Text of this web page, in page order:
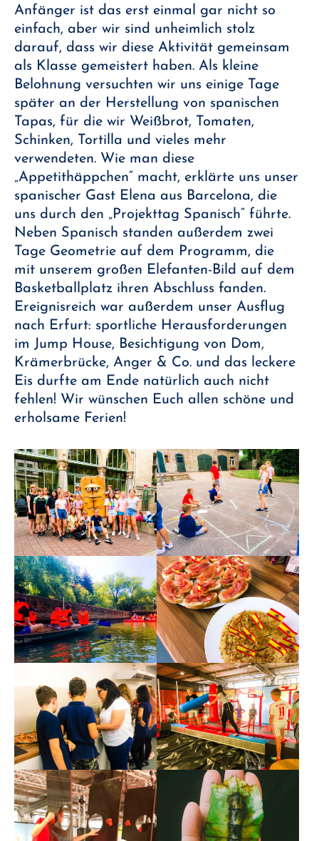
Anfänger ist das erst einmal gar nicht so
einfach, aber wir sind unheimlich stolz
darauf, dass wir diese Aktivität gemeinsam
als Klasse gemeistert haben. Als kleine
Belohnung versuchten wir uns einige Tage
später an der Herstellung von spanischen
Tapas, für die wir Weißbrot, Tomaten,
Schinken, Tortilla und vieles mehr
verwendeten. Wie man diese
„Appetithäppchen“ macht, erklärte uns unser
spanischer Gast Elena aus Barcelona, die
uns durch den „Projekttag Spanisch“ führte.
Neben Spanisch standen außerdem zwei
Tage Geometrie auf dem Programm, die
mit unserem großen Elefanten-Bild auf dem
Basketballplatz ihren Abschluss fanden.
Ereignisreich war außerdem unser Ausflug
nach Erfurt: sportliche Herausforderungen
im Jump House, Besichtigung von Dom,
Krämerbrücke, Anger & Co. und das leckere
Eis durfte am Ende natürlich auch nicht
fehlen! Wir wünschen Euch allen schöne und
erholsame Ferien!